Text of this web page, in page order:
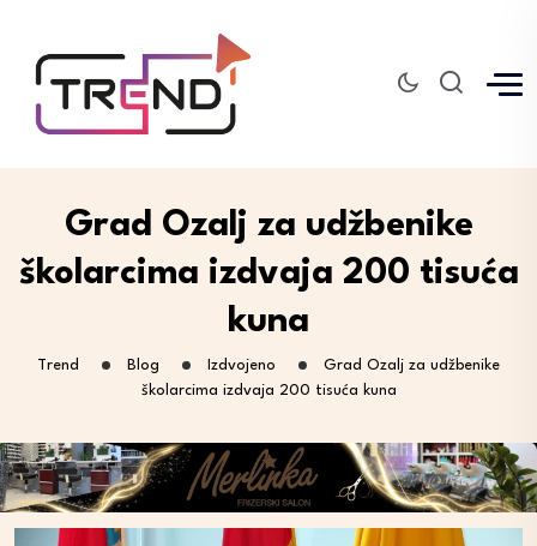
Grad Ozalj za udžbenike
školarcima izdvaja 200 tisuća
kuna
Trend Blog Izdvojeno
Grad Ozalj za udžbenike
školarcima izdvaja 200 tisuća kuna